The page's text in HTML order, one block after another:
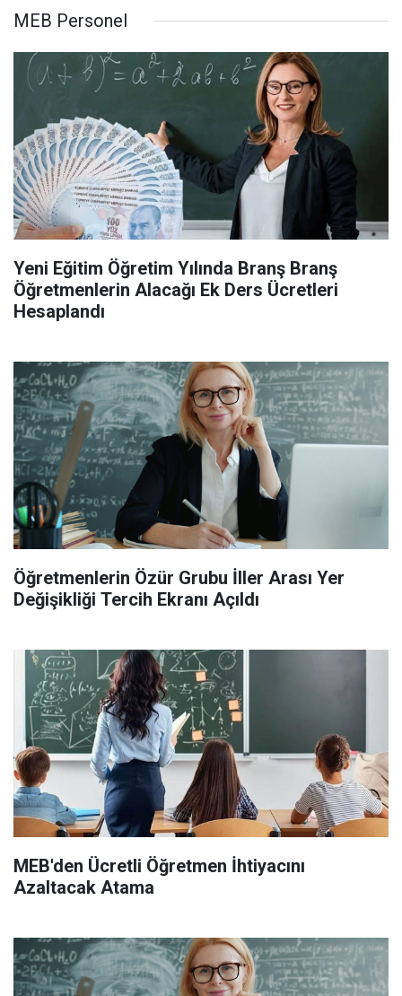
MEB Personel
Yeni Eğitim Öğretim Yılında Branş Branş
Öğretmenlerin Alacağı Ek Ders Ücretleri
Hesaplandı
Öğretmenlerin Özür Grubu İller Arası Yer
Değişikliği Tercih Ekranı Açıldı
MEB'den Ücretli Öğretmen İhtiyacını
Azaltacak Atama